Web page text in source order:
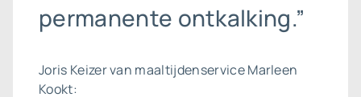
permanente ontkalking.”
Joris Keizer van maaltijdenservice Marleen
Kookt: